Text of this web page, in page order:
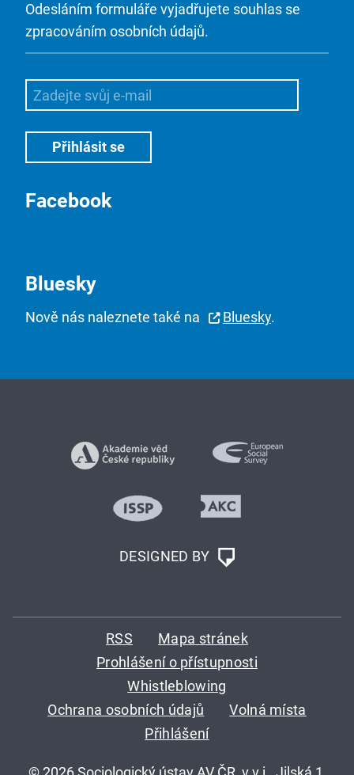
Odesláním formuláře vyjadřujete souhlas se
zpracováním osobních údajů.
Facebook
Bluesky
Nově nás naleznete také na Bluesky.
DESIGNED BY
RSS
Mapa stránek
Prohlášení o přístupnosti
Whistleblowing
Ochrana osobních údajů
Volná místa
Přihlášení